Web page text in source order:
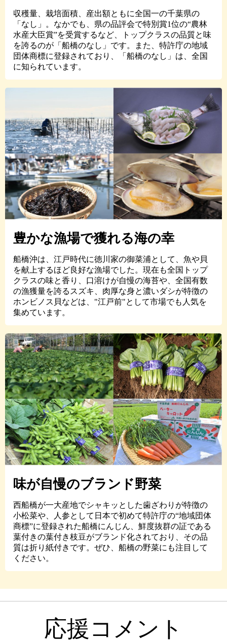
収穫量、栽培面積、産出額ともに全国一の千葉県の
「なし」。なかでも、県の品評会で特別賞1位の“農林
水産大臣賞”を受賞するなど、トップクラスの品質と味
を誇るのが「船橋のなし」です。また、特許庁の地域
団体商標に登録されており、「船橋のなし」は、全国
に知られています。
豊かな漁場で獲れる海の幸
船橋沖は、江戸時代に徳川家の御菜浦として、魚や貝
を献上するほど良好な漁場でした。現在も全国トップ
クラスの味と香り、口溶けが自慢の海苔や、全国有数
の漁獲量を誇るスズキ、肉厚な身と濃いダシが特徴の
ホンビノス貝などは、"江戸前"として市場でも人気を
集めています。
味が自慢のブランド野菜
西船橋が一大産地でシャキッとした歯ざわりが特徴の
小松菜や、人参として日本で初めて特許庁の“地域団体
商標”に登録された船橋にんじん、鮮度抜群の証である
葉付きの葉付き枝豆がブランド化されており、その品
質は折り紙付きです。ぜひ、船橋の野菜にも注目して
ください。
応援コメント